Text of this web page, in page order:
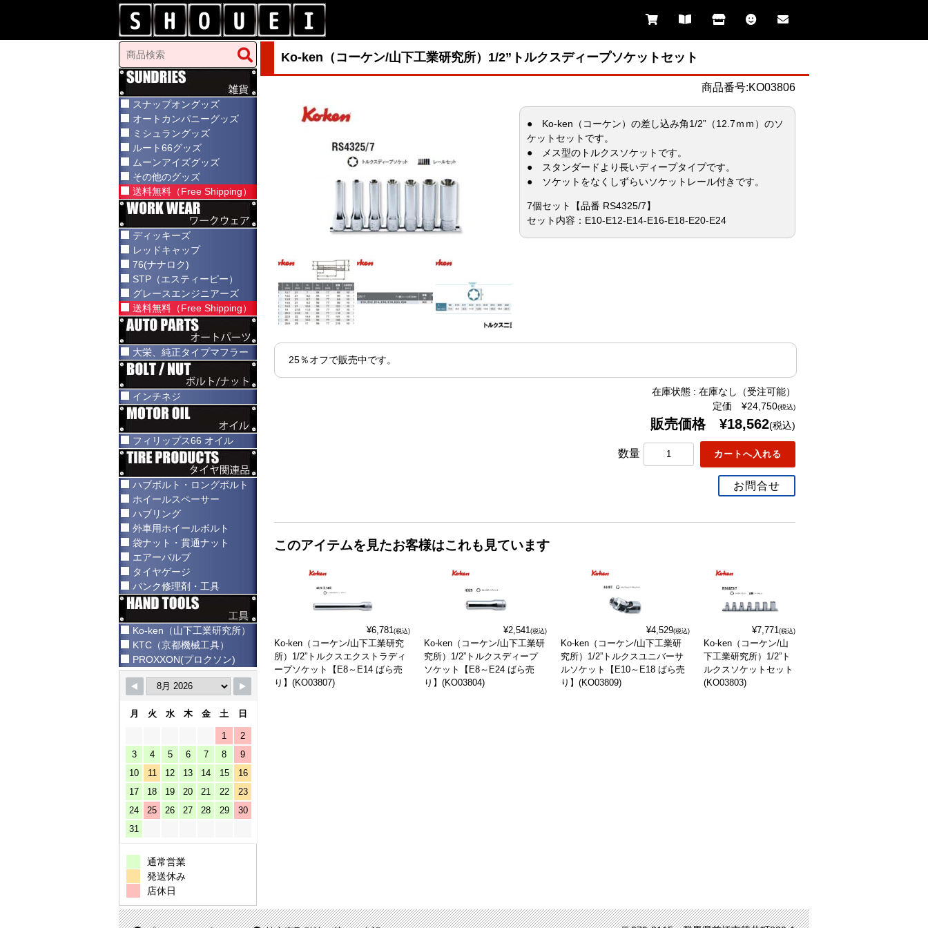
スナップオングッズ
オートカンパニーグッズ
ミシュラングッズ
ルート66グッズ
ムーンアイズグッズ
その他のグッズ
送料無料（Free Shipping）
ディッキーズ
レッドキャップ
76(ナナロク)
STP（エスティーピー）
グレースエンジニアーズ
送料無料（Free Shipping）
大栄、純正タイプマフラー
インチネジ
フィリップス66 オイル
ハブボルト・ロングボルト
ホイールスペーサー
ハブリング
外車用ホイールボルト
袋ナット・貫通ナット
エアーバルブ
タイヤゲージ
パンク修理剤・工具
Ko-ken（山下工業研究所）
KTC（京都機械工具）
PROXXON(プロクソン)
月 火 水 木 金 土 日
1
2
3
4 5 6 7 8
9
10
11 12 13 14 15
16
17
18 19 20 21 22
23
24
25 26 27 28 29
30
31
通常営業
発送休み
店休日
Ko-ken（コーケン/山下工業研究所）1/2”トルクスディープソケットセット
商品番号:KO03806
● Ko-ken（コーケン）の差し込み角1/2”（12.7ｍｍ）のソ
ケットセットです。
● メス型のトルクスソケットです。
● スタンダードより長いディープタイプです。
● ソケットをなくしずらいソケットレール付きです。
7個セット【品番 RS4325/7】
セット内容：E10-E12-E14-E16-E18-E20-E24
25％オフで販売中です。
在庫状態 : 在庫なし（受注可能）
定価 ¥24,750(税込)
販売価格 ¥18,562(税込)
数量
お問合せ
このアイテムを見たお客様はこれも見ています
¥6,781(税込)
Ko-ken（コーケン/山下工業研究
所）1/2”トルクスエクストラディ
ープソケット【E8～E14 ばら売
り】(KO03807)
¥2,541(税込)
Ko-ken（コーケン/山下工業研
究所）1/2”トルクスディープ
ソケット【E8～E24 ばら売
り】(KO03804)
¥4,529(税込)
Ko-ken（コーケン/山下工業研
究所）1/2”トルクスユニバーサ
ルソケット【E10～E18 ばら売
り】(KO03809)
¥7,771(税込)
Ko-ken（コーケン/山
下工業研究所）1/2”ト
ルクスソケットセット
(KO03803)